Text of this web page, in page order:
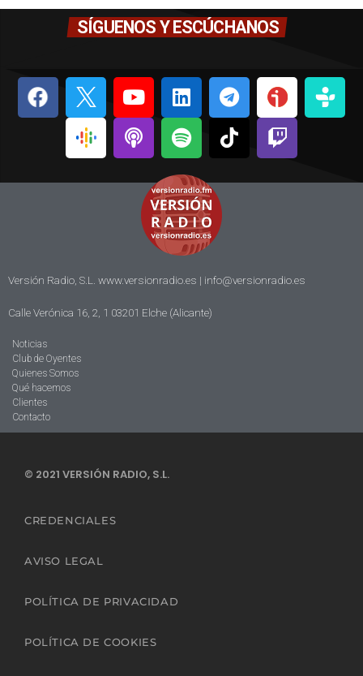
SÍGUENOS Y ESCÚCHANOS
Versión Radio, S.L. www.versionradio.es | info@versionradio.es
Calle Verónica 16, 2, 1 03201 Elche (Alicante)
Noticias
Club de Oyentes
Quienes Somos
Qué hacemos
Clientes
Contacto
© 2021 VERSIÓN RADIO, S.L.
CREDENCIALES
AVISO LEGAL
POLÍTICA DE PRIVACIDAD
POLÍTICA DE COOKIES